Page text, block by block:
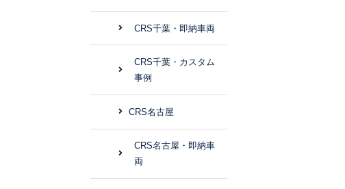
CRS千葉・即納車両
CRS千葉・カスタム
事例
CRS名古屋
CRS名古屋・即納車
両